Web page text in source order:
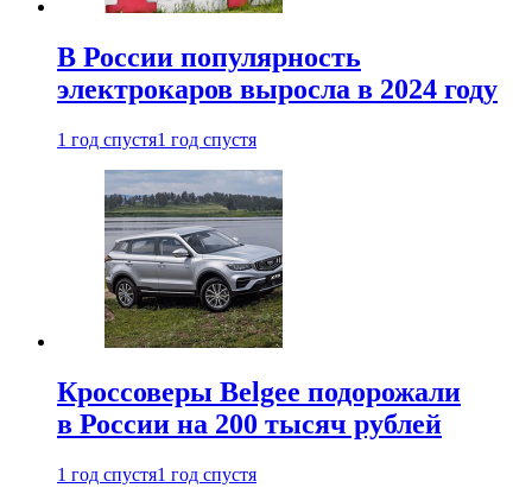
В России популярность
электрокаров выросла в 2024 году
1 год спустя1 год спустя
Кроссоверы Belgee подорожали
в России на 200 тысяч рублей
1 год спустя1 год спустя